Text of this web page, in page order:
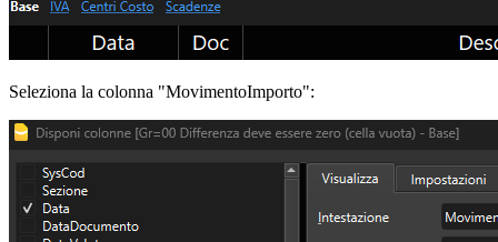
Seleziona la colonna "MovimentoImporto":